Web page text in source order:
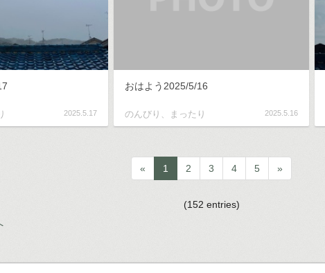
2025.5.17
おはよう2025/5/16
のんびり、まったり 2025.5.16
« 1 2 3 4 5 »
(152 entries)